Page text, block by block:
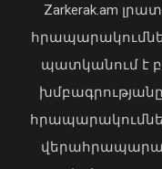
բացել կայուն և
խաղաղության
Կովկասում ԵՄ
Zarkerak.am
պատկանում է